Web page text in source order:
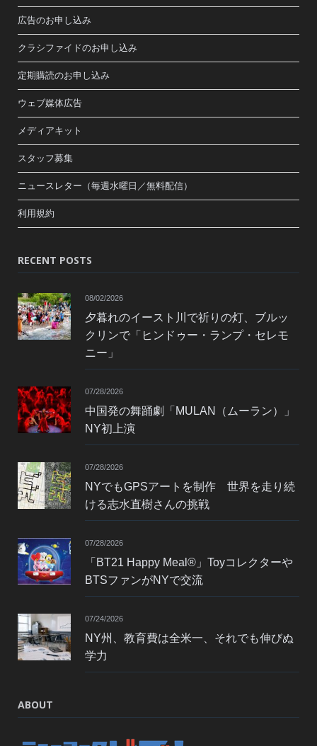
広告のお申し込み
クラシファイドのお申し込み
定期購読のお申し込み
ウェブ媒体広告
メディアキット
スタッフ募集
ニュースレター（毎週水曜日／無料配信）
利用規約
RECENT POSTS
08/02/2026
夕暮れのイースト川で祈りの灯、ブルッ
クリンで「ヒンドゥー・ランプ・セレモ
ニー」
07/28/2026
中国発の舞踊劇「MULAN（ムーラン）」
NY初上演
07/28/2026
NYでもGPSアートを制作 世界を走り続
ける志水直樹さんの挑戦
07/28/2026
「BT21 Happy Meal®」Toyコレクターや
BTSファンがNYで交流
07/24/2026
NY州、教育費は全米一、それでも伸びぬ
学力
ABOUT